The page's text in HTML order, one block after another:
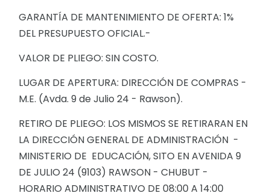
GARANTÍA DE MANTENIMIENTO DE OFERTA: 1%
DEL PRESUPUESTO OFICIAL.-
VALOR DE PLIEGO: SIN COSTO.
LUGAR DE APERTURA: DIRECCIÓN DE COMPRAS -
M.E. (Avda. 9 de Julio 24 - Rawson).
RETIRO DE PLIEGO: LOS MISMOS SE RETIRARAN EN
LA DIRECCIÓN GENERAL DE ADMINISTRACIÓN -
MINISTERIO DE EDUCACIÓN, SITO EN AVENIDA 9
DE JULIO 24 (9103) RAWSON - CHUBUT -
HORARIO ADMINISTRATIVO DE 08:00 A 14:00